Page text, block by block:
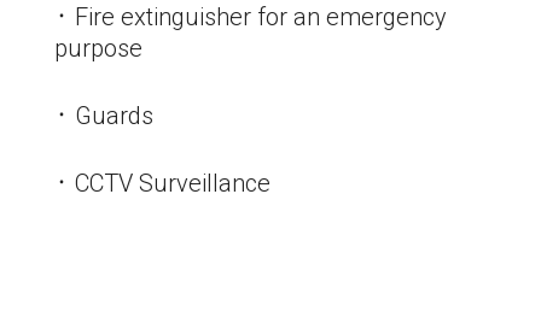
᛫ Fire extinguisher for an emergency
purpose
᛫ Guards
᛫ CCTV Surveillance